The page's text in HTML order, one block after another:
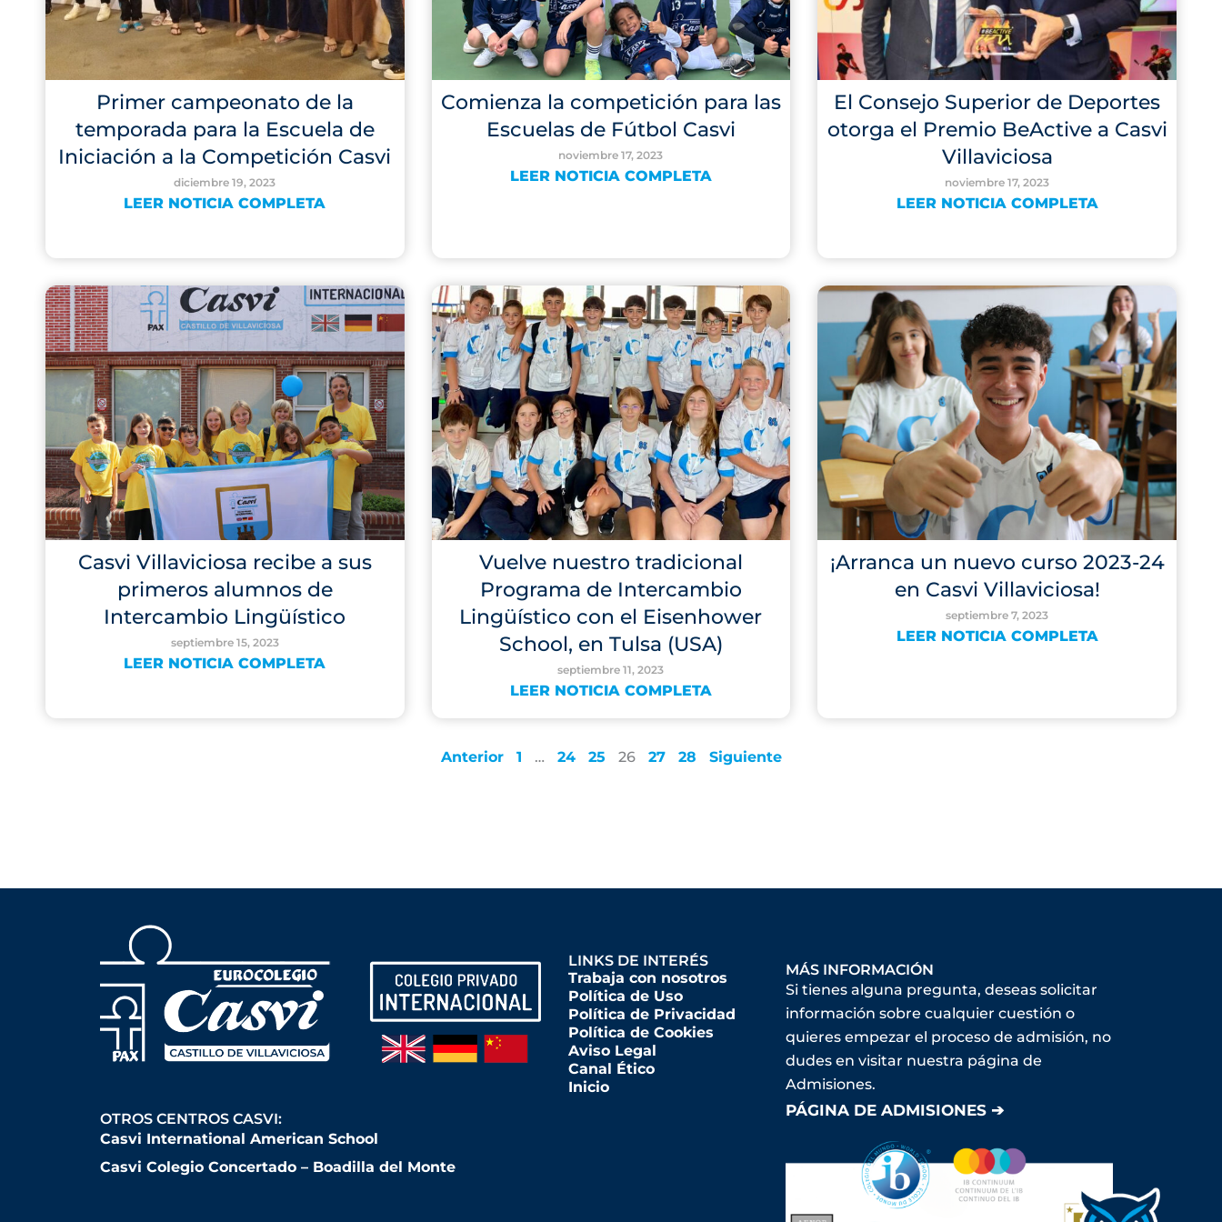
Primer campeonato de la
temporada para la Escuela de
Iniciación a la Competición Casvi
diciembre 19, 2023
LEER NOTICIA COMPLETA
Comienza la competición para las
Escuelas de Fútbol Casvi
noviembre 17, 2023
LEER NOTICIA COMPLETA
El Consejo Superior de Deportes
otorga el Premio BeActive a Casvi
Villaviciosa
noviembre 17, 2023
LEER NOTICIA COMPLETA
Casvi Villaviciosa recibe a sus
primeros alumnos de
Intercambio Lingüístico
septiembre 15, 2023
LEER NOTICIA COMPLETA
Vuelve nuestro tradicional
Programa de Intercambio
Lingüístico con el Eisenhower
School, en Tulsa (USA)
septiembre 11, 2023
LEER NOTICIA COMPLETA
¡Arranca un nuevo curso 2023-24
en Casvi Villaviciosa!
septiembre 7, 2023
LEER NOTICIA COMPLETA
Anterior 1 … 24 25 26 27 28 Siguiente
OTROS CENTROS CASVI:
Casvi International American School
Casvi Colegio Concertado – Boadilla del Monte
LINKS DE INTERÉS
Trabaja con nosotros
Política de Uso
Política de Privacidad
Política de Cookies
Aviso Legal
Canal Ético
Inicio
MÁS INFORMACIÓN
Si tienes alguna pregunta, deseas solicitar
información sobre cualquier cuestión o
quieres empezar el proceso de admisión, no
dudes en visitar nuestra página de
Admisiones.
PÁGINA DE ADMISIONES ➔